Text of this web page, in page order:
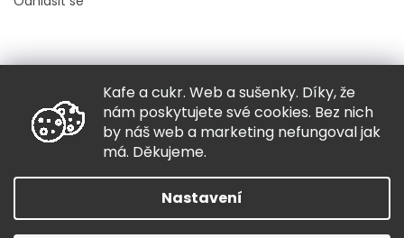
Kafe a cukr. Web a sušenky. Díky, že
nám poskytujete své cookies. Bez nich
by náš web a marketing nefungoval jak
má. Děkujeme.
Nastavení
Copyright 2026Hugo chodí bos. Všechna práva vyhrazena.
Grafický návrh vytvořil a nakódovalShoptak.cz